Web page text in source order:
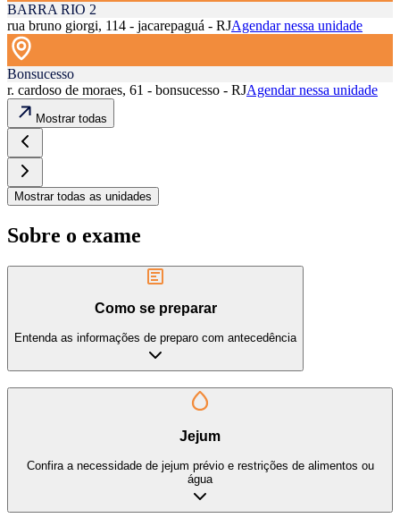
BARRA RIO 2
rua bruno giorgi, 114 - jacarepaguá - RJAgendar nessa unidade
Bonsucesso
r. cardoso de moraes, 61 - bonsucesso - RJAgendar nessa unidade
Mostrar todas
Mostrar todas as unidades
Sobre o exame
Como se preparar
Entenda as informações de preparo com antecedência
Jejum
Confira a necessidade de jejum prévio e restrições de alimentos ou
água